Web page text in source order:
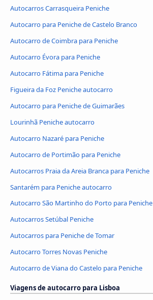
Autocarros Carrasqueira Peniche
Autocarro para Peniche de Castelo Branco
Autocarro de Coimbra para Peniche
Autocarro Évora para Peniche
Autocarro Fátima para Peniche
Figueira da Foz Peniche autocarro
Autocarro para Peniche de Guimarães
Lourinhã Peniche autocarro
Autocarro Nazaré para Peniche
Autocarro de Portimão para Peniche
Autocarros Praia da Areia Branca para Peniche
Santarém para Peniche autocarro
Autocarro São Martinho do Porto para Peniche
Autocarros Setúbal Peniche
Autocarros para Peniche de Tomar
Autocarro Torres Novas Peniche
Autocarro de Viana do Castelo para Peniche
Viagens de autocarro para Lisboa